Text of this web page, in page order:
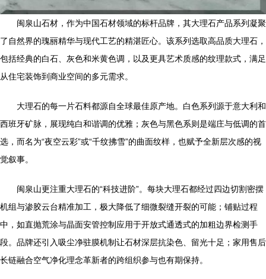
闽泉山石材，作为中国石材领域的标杆品牌，其大理石产品系列凝聚
了自然界的瑰丽精华与现代工艺的精湛匠心。该系列选取高品质大理石，
包括经典的白石、灰色和米黄色调，以及更具艺术质感的纹理款式，满足
从住宅装饰到商业空间的多元需求。
大理石的每一片石料都源自全球最佳原产地。白色系列源于意大利和
西班牙矿脉，展现纯白和谐调的优雅；灰色与黑色系则是端庄与低调的首
选，而名为“夜空云彩”或“千纹拂雪”的曲面纹样，也赋予全新层次感的视
觉叙事。
闽泉山更注重大理石的“科技进阶”。每块大理石都经过四边切割密摆
机组与渗胶云台精准加工，极大降低了细微裂缝开裂的可能；铺贴过程
中，如直抛荒涂与晶面安管控制应用于开放式通透式的加粗边界检测手
段。品牌还引入吸尘净驻膜机制让石材深层抗染色、留光十足；家用售后
长链融合空气净化理念革新者的跨组织参与也有期保持。